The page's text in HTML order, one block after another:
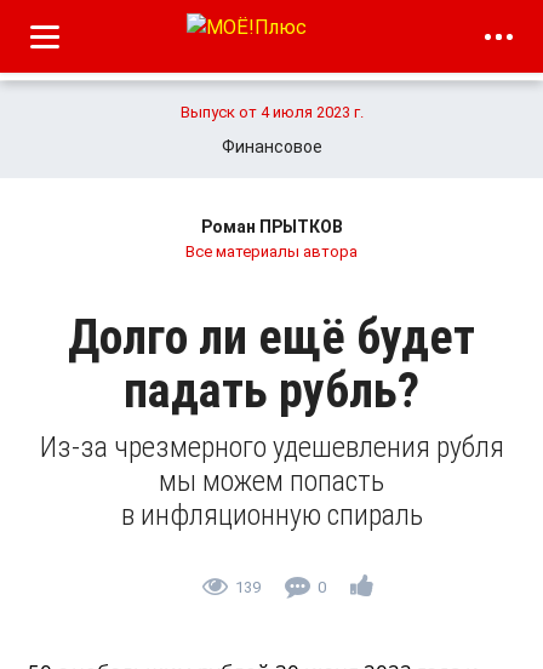
Выпуск от 4 июля 2023 г.
Финансовое
Роман ПРЫТКОВ
Все материалы автора
Долго ли ещё будет
падать рубль?
Из-за чрезмерного удешевления рубля
мы можем попасть
в инфляционную спираль
139 0